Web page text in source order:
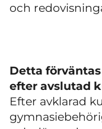
och
Detta
efter avslutad
Efter avklarad